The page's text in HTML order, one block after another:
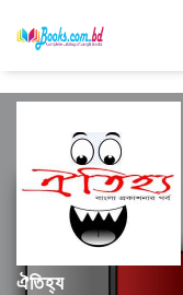
ঐতিহ্য